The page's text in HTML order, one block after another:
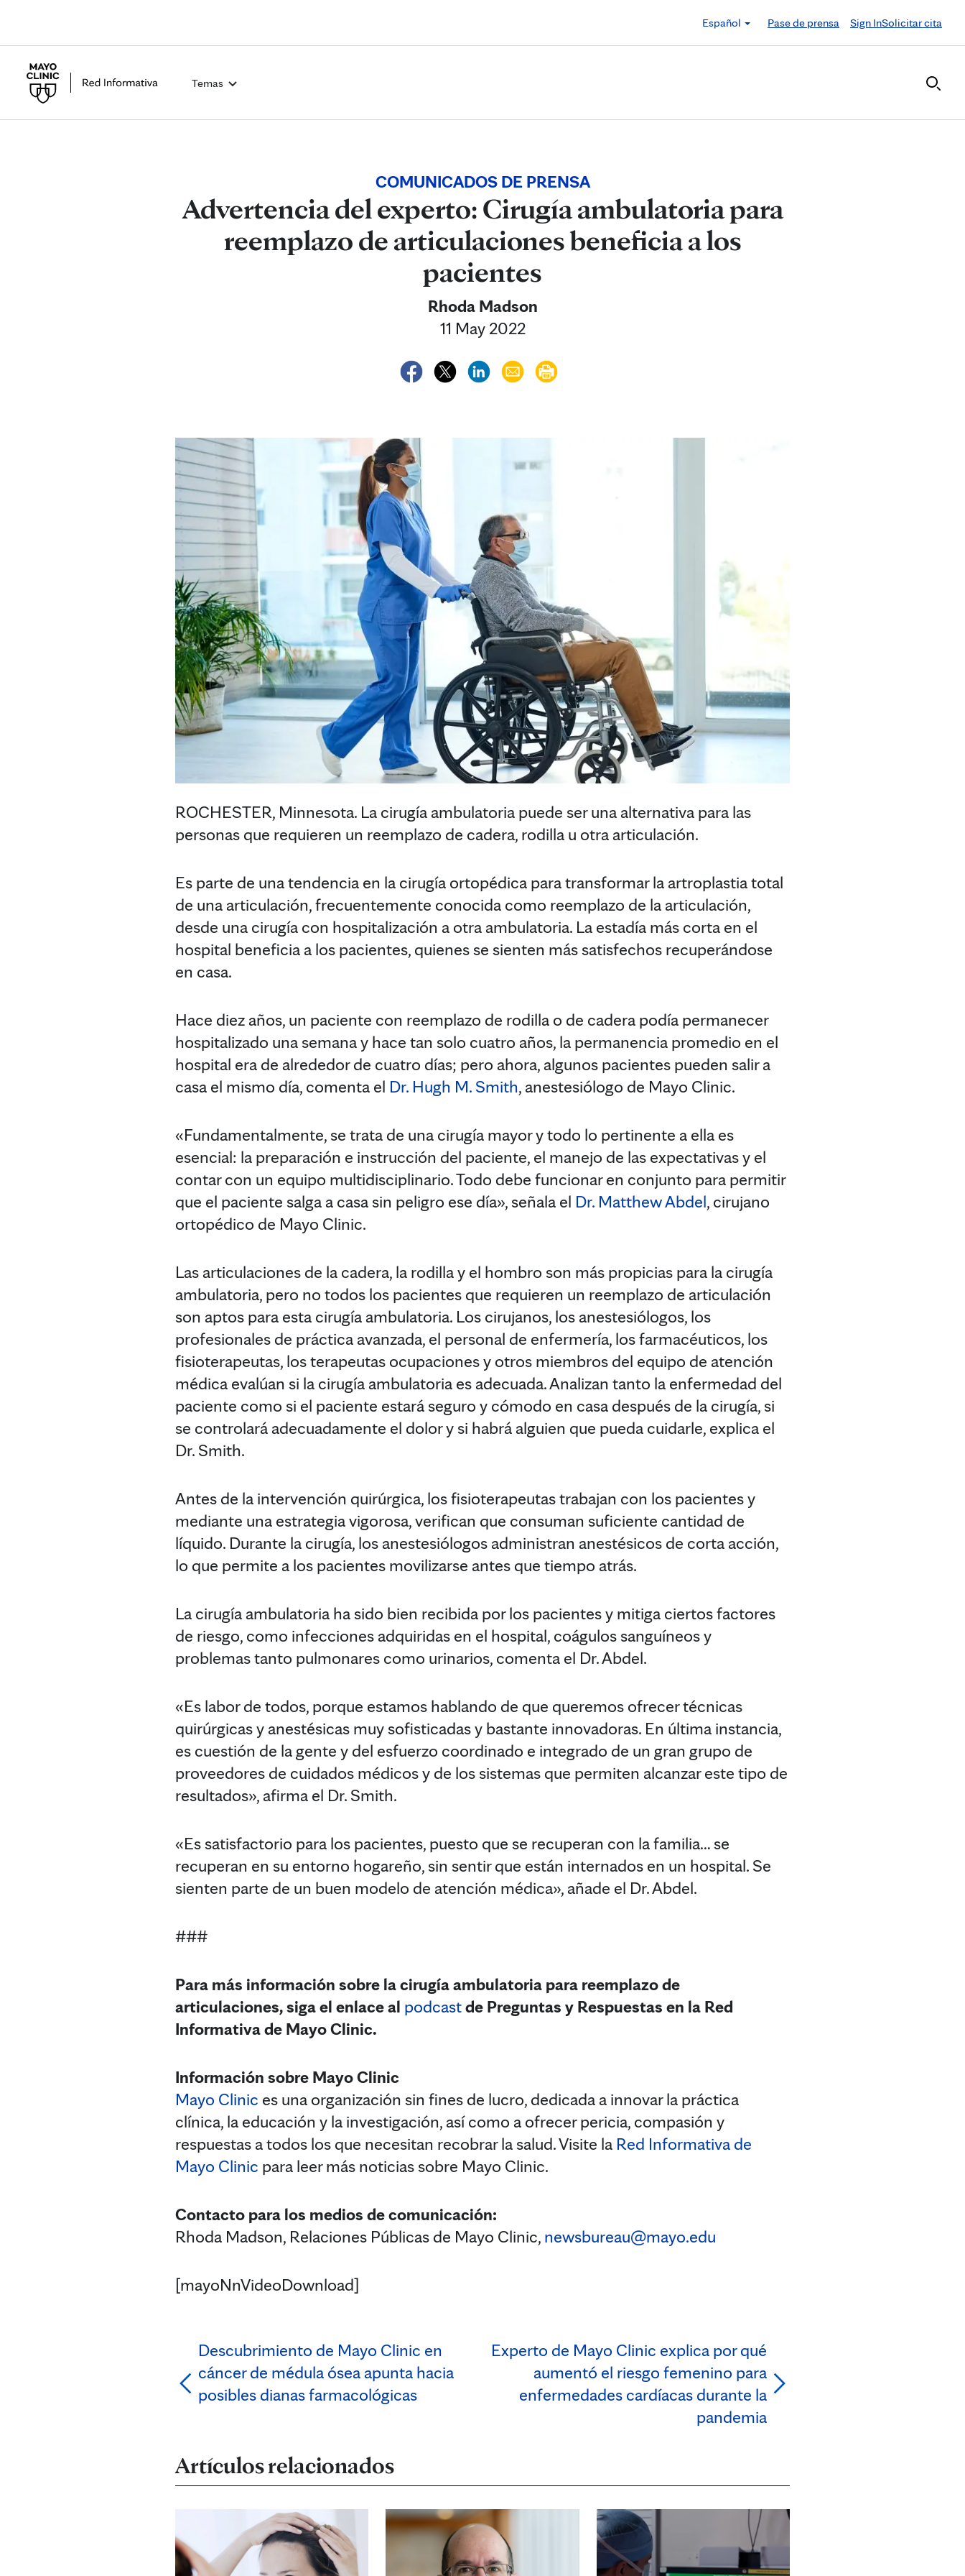
Español
Pase de prensa Sign InSolicitar cita
Temas
COMUNICADOS DE PRENSA
Advertencia del experto: Cirugía ambulatoria para
reemplazo de articulaciones beneficia a los
pacientes
Rhoda Madson
11 May 2022
ROCHESTER, Minnesota. La cirugía ambulatoria puede ser una alternativa para las
personas que requieren un reemplazo de cadera, rodilla u otra articulación.
Es parte de una tendencia en la cirugía ortopédica para transformar la artroplastia total
de una articulación, frecuentemente conocida como reemplazo de la articulación,
desde una cirugía con hospitalización a otra ambulatoria. La estadía más corta en el
hospital beneficia a los pacientes, quienes se sienten más satisfechos recuperándose
en casa.
Hace diez años, un paciente con reemplazo de rodilla o de cadera podía permanecer
hospitalizado una semana y hace tan solo cuatro años, la permanencia promedio en el
hospital era de alrededor de cuatro días; pero ahora, algunos pacientes pueden salir a
casa el mismo día, comenta el Dr. Hugh M. Smith, anestesiólogo de Mayo Clinic.
«Fundamentalmente, se trata de una cirugía mayor y todo lo pertinente a ella es
esencial: la preparación e instrucción del paciente, el manejo de las expectativas y el
contar con un equipo multidisciplinario. Todo debe funcionar en conjunto para permitir
que el paciente salga a casa sin peligro ese día», señala el Dr. Matthew Abdel, cirujano
ortopédico de Mayo Clinic.
Las articulaciones de la cadera, la rodilla y el hombro son más propicias para la cirugía
ambulatoria, pero no todos los pacientes que requieren un reemplazo de articulación
son aptos para esta cirugía ambulatoria. Los cirujanos, los anestesiólogos, los
profesionales de práctica avanzada, el personal de enfermería, los farmacéuticos, los
fisioterapeutas, los terapeutas ocupaciones y otros miembros del equipo de atención
médica evalúan si la cirugía ambulatoria es adecuada. Analizan tanto la enfermedad del
paciente como si el paciente estará seguro y cómodo en casa después de la cirugía, si
se controlará adecuadamente el dolor y si habrá alguien que pueda cuidarle, explica el
Dr. Smith.
Antes de la intervención quirúrgica, los fisioterapeutas trabajan con los pacientes y
mediante una estrategia vigorosa, verifican que consuman suficiente cantidad de
líquido. Durante la cirugía, los anestesiólogos administran anestésicos de corta acción,
lo que permite a los pacientes movilizarse antes que tiempo atrás.
La cirugía ambulatoria ha sido bien recibida por los pacientes y mitiga ciertos factores
de riesgo, como infecciones adquiridas en el hospital, coágulos sanguíneos y
problemas tanto pulmonares como urinarios, comenta el Dr. Abdel.
«Es labor de todos, porque estamos hablando de que queremos ofrecer técnicas
quirúrgicas y anestésicas muy sofisticadas y bastante innovadoras. En última instancia,
es cuestión de la gente y del esfuerzo coordinado e integrado de un gran grupo de
proveedores de cuidados médicos y de los sistemas que permiten alcanzar este tipo de
resultados», afirma el Dr. Smith.
«Es satisfactorio para los pacientes, puesto que se recuperan con la familia… se
recuperan en su entorno hogareño, sin sentir que están internados en un hospital. Se
sienten parte de un buen modelo de atención médica», añade el Dr. Abdel.
###
Para más información sobre la cirugía ambulatoria para reemplazo de
articulaciones, siga el enlace al podcastde Preguntas y Respuestas en la Red
Informativa de Mayo Clinic.
Información sobre Mayo Clinic
Mayo Clinic es una organización sin fines de lucro, dedicada a innovar la práctica
clínica, la educación y la investigación, así como a ofrecer pericia, compasión y
respuestas a todos los que necesitan recobrar la salud. Visite la Red Informativa de
Mayo Clinic para leer más noticias sobre Mayo Clinic.
Contacto para los medios de comunicación:
Rhoda Madson, Relaciones Públicas de Mayo Clinic, newsbureau@mayo.edu
[mayoNnVideoDownload]
Descubrimiento de Mayo Clinic en
cáncer de médula ósea apunta hacia
posibles dianas farmacológicas
Experto de Mayo Clinic explica por qué
aumentó el riesgo femenino para
enfermedades cardíacas durante la
pandemia
Artículos relacionados